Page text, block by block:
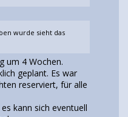
wurde sieht das
um 4 Wochen.
geplant. Es war
reserviert, für alle
kann sich eventuell